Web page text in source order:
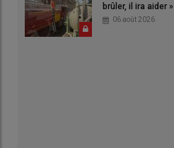
brûler, il ira aider »
06 août 2026